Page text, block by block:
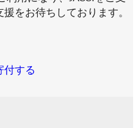
をお待ちしております。
付する